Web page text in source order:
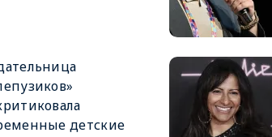
детские